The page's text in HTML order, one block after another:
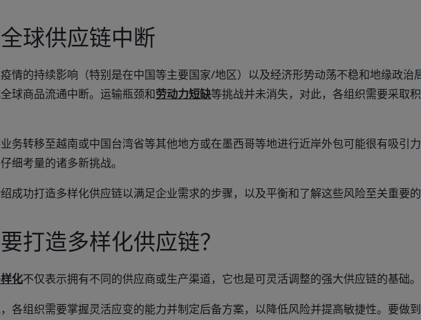
球供应链中断
情的持续影响（特别是在中国等主要国家/地区）以及经济形势动荡不稳和地缘政治
球商品流通中断。运输瓶颈和劳动力短缺等挑战并未消失，对此，各组织需要采取
务转移至越南或中国台湾省等其他地方或在墨西哥等地进行近岸外包可能很有吸引
细考量的诸多新挑战。
成功打造多样化供应链以满足企业需求的步骤，以及平衡和了解这些风险至关重要
打造多样化供应链？
化不仅表示拥有不同的供应商或生产渠道，它也是可灵活调整的强大供应链的基础。
各组织需要掌握灵活应变的能力并制定后备方案，以降低风险并提高敏捷性。要做